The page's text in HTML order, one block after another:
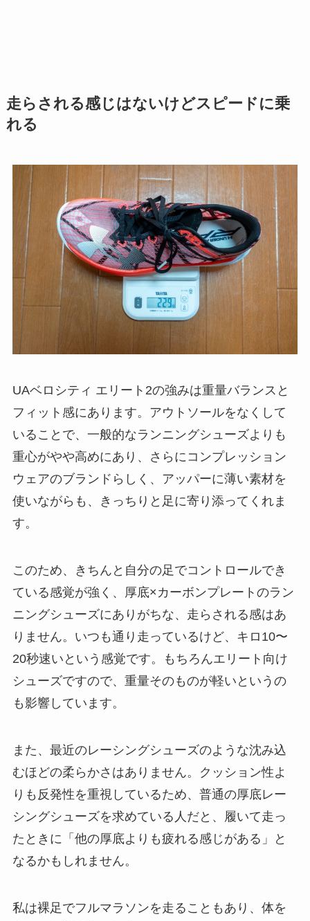
走らされる感じはないけどスピードに乗
れる
UAベロシティ エリート2の強みは重量バランスと
フィット感にあります。アウトソールをなくして
いることで、一般的なランニングシューズよりも
重心がやや高めにあり、さらにコンプレッション
ウェアのブランドらしく、アッパーに薄い素材を
使いながらも、きっちりと足に寄り添ってくれま
す。
このため、きちんと自分の足でコントロールでき
ている感覚が強く、厚底×カーボンプレートのラン
ニングシューズにありがちな、走らされる感はあ
りません。いつも通り走っているけど、キロ10〜
20秒速いという感覚です。もちろんエリート向け
シューズですので、重量そのものが軽いというの
も影響しています。
また、最近のレーシングシューズのような沈み込
むほどの柔らかさはありません。クッション性よ
りも反発性を重視しているため、普通の厚底レー
シングシューズを求めている人だと、履いて走っ
たときに「他の厚底よりも疲れる感じがある」と
なるかもしれません。
私は裸足でフルマラソンを走ることもあり、体を